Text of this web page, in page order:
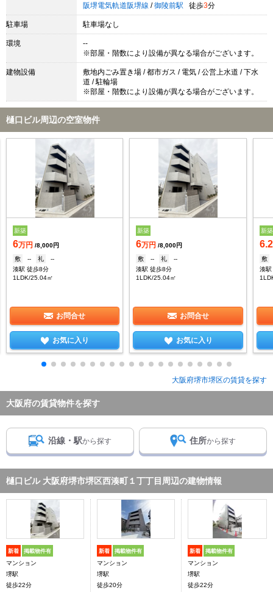
阪堺電気軌道阪堺線 / 御陵前駅 徒歩3分
駐車場 駐車場なし
環境
--
※部屋・階数により設備が異なる場合がございます。
建物設備
敷地内ごみ置き場 / 都市ガス / 電気 / 公営上水道 / 下水
道 / 駐輪場
※部屋・階数により設備が異なる場合がございます。
樋口ビル周辺の空室物件
新築
6万円 /8,000円
敷
-- 礼
--
湊駅 徒歩8分
1LDK/25.04㎡
お問合せ
お気に入り
新築
6万円 /8,000円
敷
-- 礼
--
湊駅 徒歩8分
1LDK/25.04㎡
お問合せ
お気に入り
新築
6.2
敷
湊駅
大阪府堺市堺区の賃貸を探す
大阪府の賃貸物件を探す
沿線・駅から探す 住所から探す
樋口ビル 大阪府堺市堺区西湊町１丁丁目周辺の建物情報
新着 掲載物件有
マンション
堺駅
徒歩22分
新着 掲載物件有
マンション
堺駅
徒歩20分
新着 掲載物件有
マンション
堺駅
徒歩22分